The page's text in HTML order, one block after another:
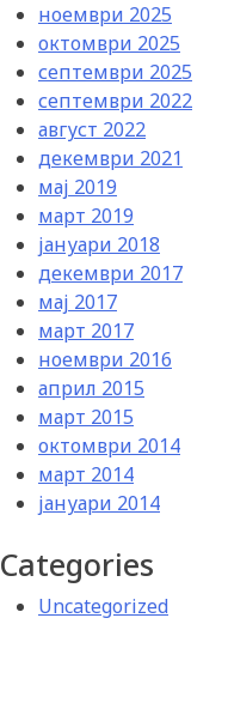
ноември 2025
октомври 2025
септември 2025
септември 2022
август 2022
декември 2021
мај 2019
март 2019
јануари 2018
декември 2017
мај 2017
март 2017
ноември 2016
април 2015
март 2015
октомври 2014
март 2014
јануари 2014
Categories
Uncategorized